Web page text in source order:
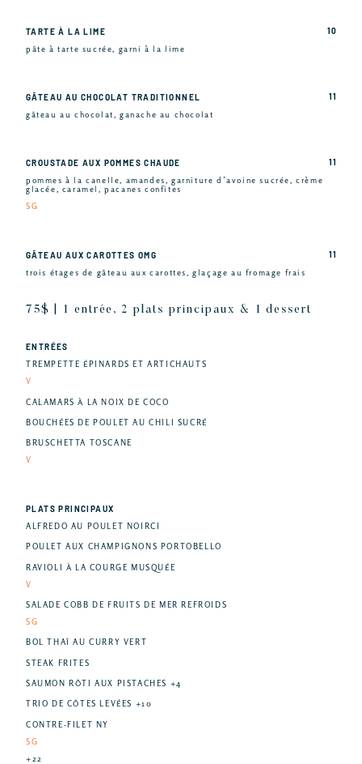
TARTE À LA LIME
pâte à tarte sucrée, garni à la lime
10
GÂTEAU AU CHOCOLAT TRADITIONNEL
gâteau au chocolat, ganache au chocolat
11
CROUSTADE AUX POMMES CHAUDE
pommes à la canelle, amandes, garniture d’avoine sucrée, crème
glacée, caramel, pacanes confites
SG
11
GÂTEAU AUX CAROTTES OMG
trois étages de gâteau aux carottes, glaçage au fromage frais
11
75$ | 1 entrée, 2 plats principaux & 1 dessert
ENTRÉES
TREMPETTE ÉPINARDS ET ARTICHAUTS
V
CALAMARS À LA NOIX DE COCO
BOUCHÉES DE POULET AU CHILI SUCRÉ
BRUSCHETTA TOSCANE
V
PLATS PRINCIPAUX
ALFREDO AU POULET NOIRCI
POULET AUX CHAMPIGNONS PORTOBELLO
RAVIOLI À LA COURGE MUSQUÉE
V
SALADE COBB DE FRUITS DE MER REFROIDS
SG
BOL THAÏ AU CURRY VERT
STEAK FRITES
SAUMON RÔTI AUX PISTACHES +4
TRIO DE CÔTES LEVÉES +10
CONTRE-FILET NY
SG
+22